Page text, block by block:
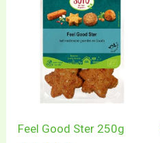
Feel Good Ster 250g